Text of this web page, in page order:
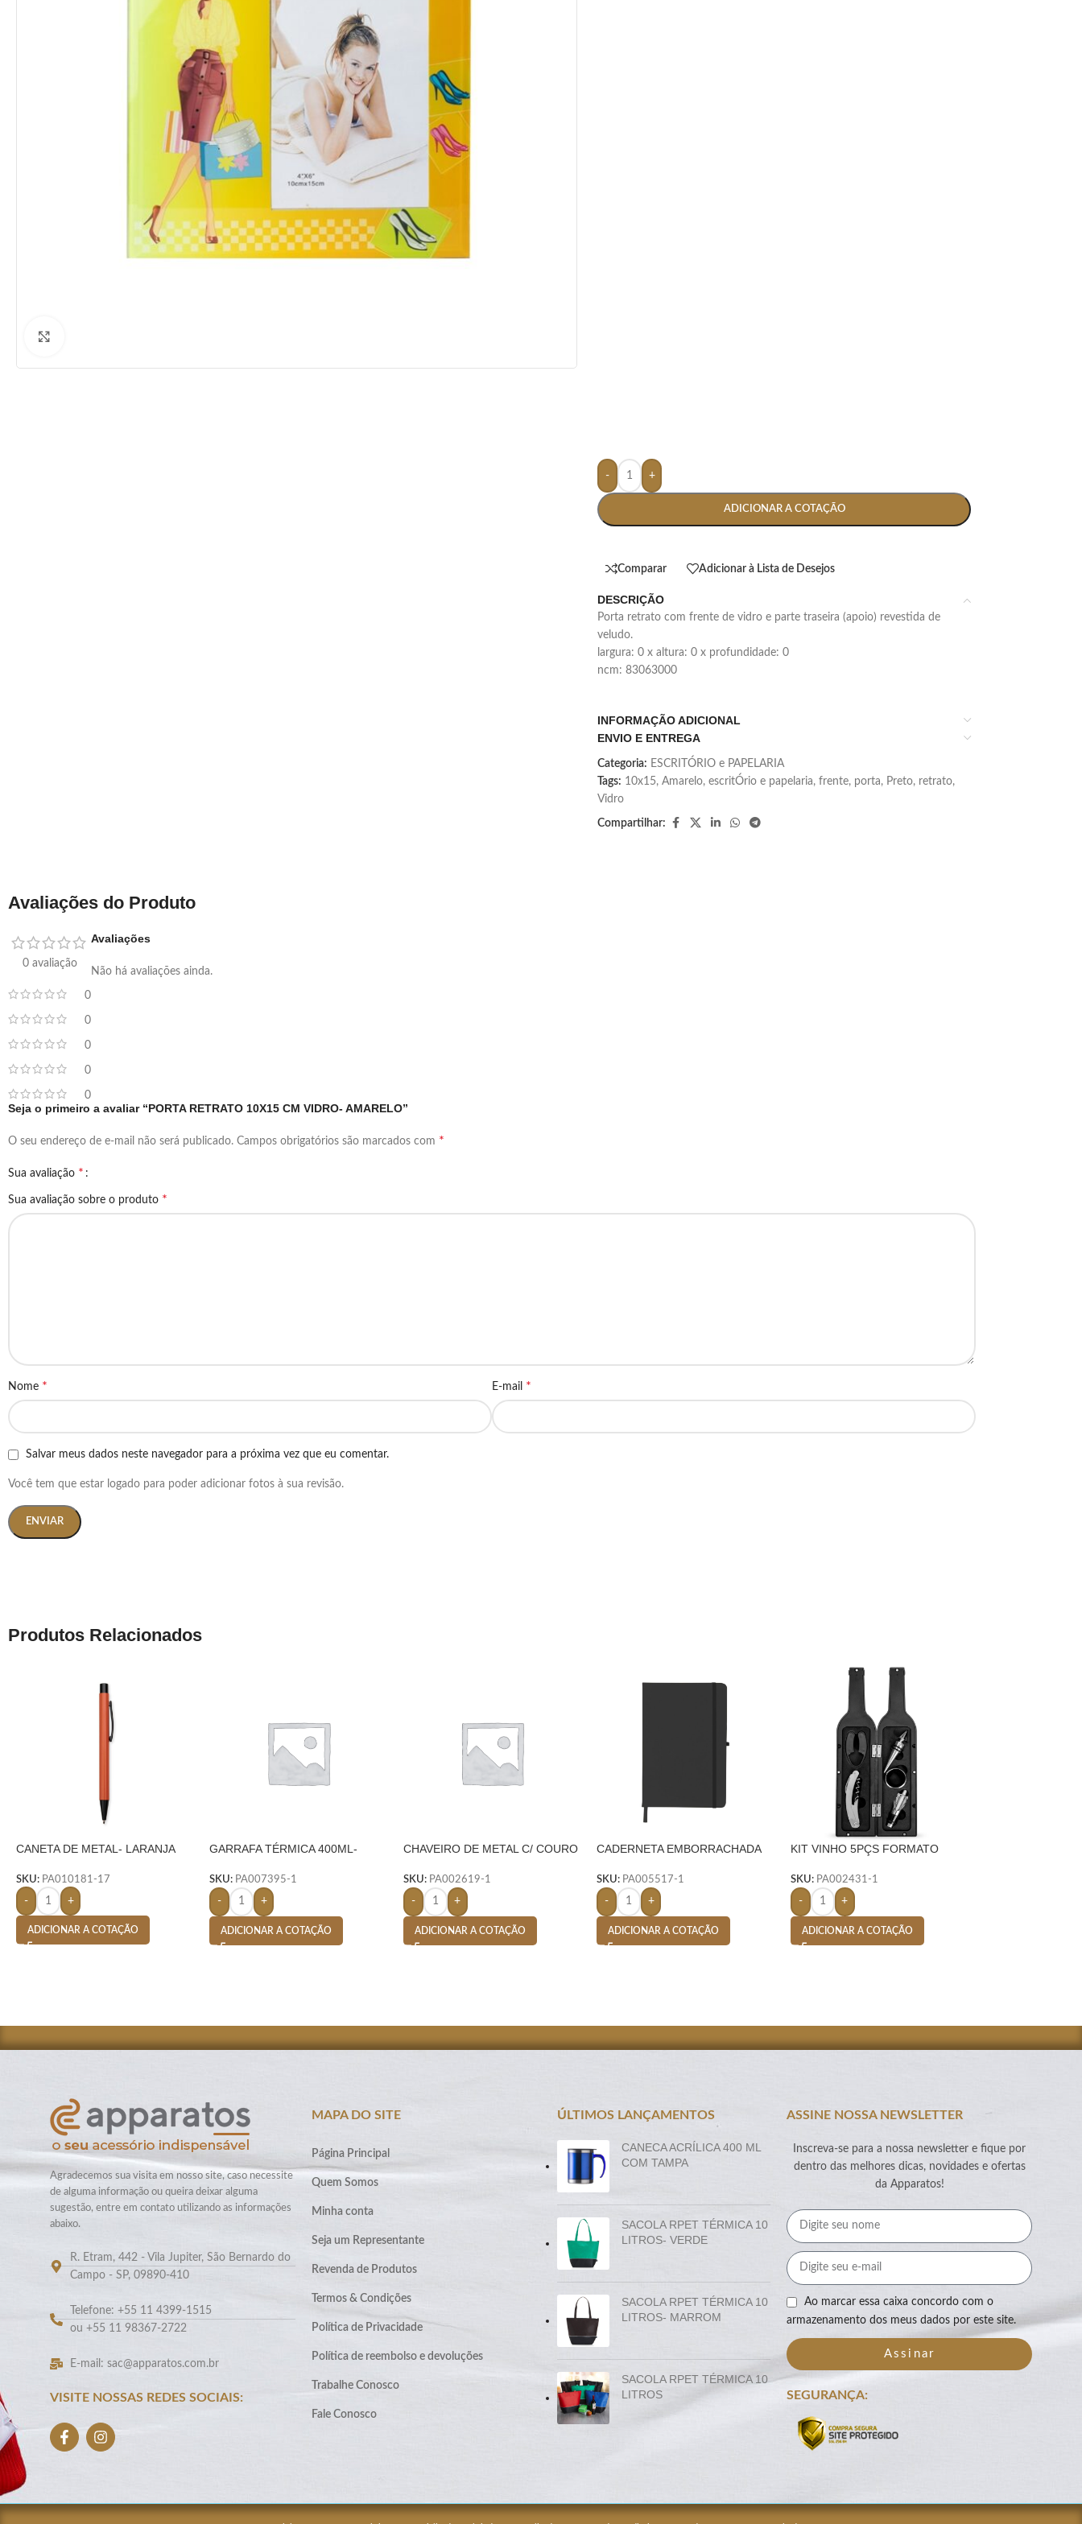
- +
ADICIONAR A COTAÇÃO
Comparar Adicionar à Lista de Desejos
DESCRIÇÃO
porta retrato com frente de vidro e parte traseira (apoio) revestida de
veludo.
largura: 0 x altura: 0 x profundidade: 0
ncm: 83063000
INFORMAÇÃO ADICIONAL
ENVIO E ENTREGA
Categoria: ESCRITÓRIO e PAPELARIA
Tags: 10x15, Amarelo, escritÓrio e papelaria, frente, porta, Preto, retrato,
Vidro
Compartilhar:
Avaliações do Produto
0 avaliação
0
0
0
0
0
Avaliações
Não há avaliações ainda.
Seja o primeiro a avaliar “PORTA RETRATO 10X15 CM VIDRO- AMARELO”
O seu endereço de e-mail não será publicado. Campos obrigatórios são marcados com *
Sua avaliação *
Sua avaliação sobre o produto *
Nome * E-mail *
Salvar meus dados neste navegador para a próxima vez que eu comentar.
Você tem que estar logado para poder adicionar fotos à sua revisão.
Produtos Relacionados
CANETA DE METAL- LARANJA
SKU: PA010181-17
- +
ADICIONAR A COTAÇÃO
GARRAFA TÉRMICA 400ML-
SKU: PA007395-1
- +
ADICIONAR A COTAÇÃO
CHAVEIRO DE METAL C/ COURO
SKU: PA002619-1
- +
ADICIONAR A COTAÇÃO
CADERNETA EMBORRACHADA
SKU: PA005517-1
- +
ADICIONAR A COTAÇÃO
KIT VINHO 5PÇS FORMATO
SKU: PA002431-1
- +
ADICIONAR A COTAÇÃO
Agradecemos sua visita em nosso site, caso necessite
de alguma informação ou queira deixar alguma
sugestão, entre em contato utilizando as informações
abaixo.
R. Etram, 442 - Vila Jupiter, São Bernardo do
Campo - SP, 09890-410
Telefone: +55 11 4399-1515
ou +55 11 98367-2722
E-mail: sac@apparatos.com.br
VISITE NOSSAS REDES SOCIAIS:
MAPA DO SITE
Página Principal
Quem Somos
Minha conta
Seja um Representante
Revenda de Produtos
Termos & Condições
Política de Privacidade
Política de reembolso e devoluções
Trabalhe Conosco
Fale Conosco
ÚLTIMOS LANÇAMENTOS
CANECA ACRÍLICA 400 ML
COM TAMPA
SACOLA RPET TÉRMICA 10
LITROS- VERDE
SACOLA RPET TÉRMICA 10
LITROS- MARROM
SACOLA RPET TÉRMICA 10
LITROS
ASSINE NOSSA NEWSLETTER
Inscreva-se para a nossa newsletter e fique por
dentro das melhores dicas, novidades e ofertas
da Apparatos!
Ao marcar essa caixa concordo com o
armazenamento dos meus dados por este site.
Assinar
SEGURANÇA: